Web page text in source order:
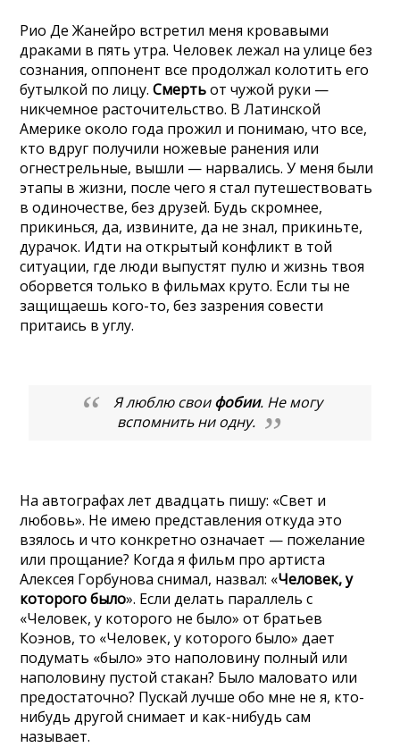
Рио Де Жанейро встретил меня кровавыми
драками в пять утра. Человек лежал на улице без
сознания, оппонент все продолжал колотить его
бутылкой по лицу.Смертьот чужой руки —
никчемное расточительство. В Латинской
Америке около года прожил и понимаю, что все,
кто вдруг получили ножевые ранения или
огнестрельные, вышли — нарвались. У меня были
этапы в жизни, после чего я стал путешествовать
в одиночестве, без друзей. Будь скромнее,
прикинься, да, извините, да не знал, прикиньте,
дурачок. Идти на открытый конфликт в той
ситуации, где люди выпустят пулю и жизнь твоя
оборвется только в фильмах круто. Если ты не
защищаешь кого-то, без зазрения совести
притаись в углу.
Я люблю своифобии. Не могу
вспомнить ни одну.
На автографах лет двадцать пишу: «Свет и
любовь». Не имею представления откуда это
взялось и что конкретно означает — пожелание
или прощание? Когда я фильм про артиста
Алексея Горбунова снимал, назвал: «Человек, у
которого было». Если делать параллель с
«Человек, у которого не было» от братьев
Коэнов, то «Человек, у которого было» дает
подумать «было» это наполовину полный или
наполовину пустой стакан? Было маловато или
предостаточно? Пускай лучше обо мне не я, кто-
нибудь другой снимает и как-нибудь сам
называет.